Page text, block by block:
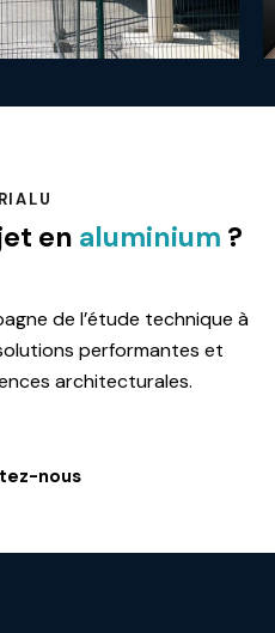
en aluminium ?
de l’étude technique à
performantes et
architecturales.
nous